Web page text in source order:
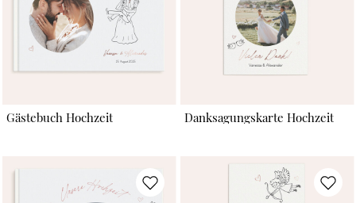
Gästebuch Hochzeit Danksagungskarte Hochzeit